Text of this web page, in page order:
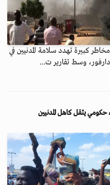
كبيرة تهدد سلامة المدنيين في
وسط تقارير ت...
حكومي يثقل كاهل المدنيين